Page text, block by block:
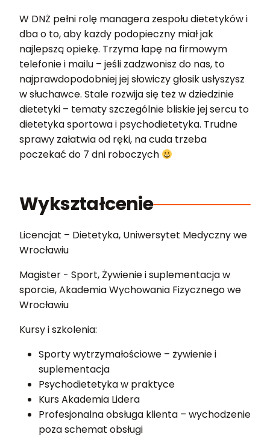
W DNŻ pełni rolę managera zespołu dietetyków i
dba o to, aby każdy podopieczny miał jak
najlepszą opiekę. Trzyma łapę na firmowym
telefonie i mailu – jeśli zadzwonisz do nas, to
najprawdopodobniej jej słowiczy głosik usłyszysz
w słuchawce. Stale rozwija się też w dziedzinie
dietetyki – tematy szczególnie bliskie jej sercu to
dietetyka sportowa i psychodietetyka. Trudne
sprawy załatwia od ręki, na cuda trzeba
poczekać do 7 dni roboczych
Wykształcenie
Licencjat – Dietetyka, Uniwersytet Medyczny we
Wrocławiu
Magister - Sport, Żywienie i suplementacja w
sporcie, Akademia Wychowania Fizycznego we
Wrocławiu
Kursy i szkolenia:
Sporty wytrzymałościowe – żywienie i
suplementacja
Psychodietetyka w praktyce
Kurs Akademia Lidera
Profesjonalna obsługa klienta – wychodzenie
poza schemat obsługi